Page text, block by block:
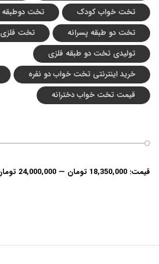
تخت خواب کودک
تخت دوطبقه
تخت دو طبقه پسرانه
تخت فلزی
تولیدی تخت دو طبقه فلزی
خرید اینترنتی تخت خواب دو نفره
قیمت تخت خواب دخترانه
حداقل
حداکثر
قیمت: 18,350,000 تومان — 24,000,000 تومان